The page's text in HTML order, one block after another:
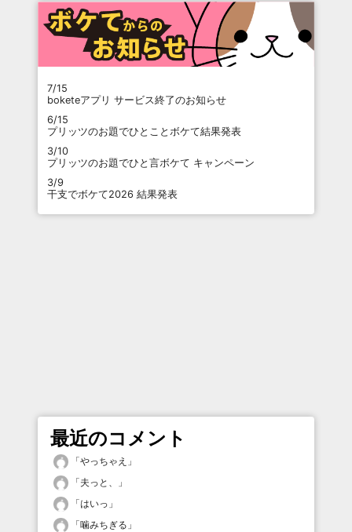
7/15
boketeアプリ サービス終了のお知らせ
6/15
プリッツのお題でひとことボケて結果発表
3/10
プリッツのお題でひと言ボケて キャンペーン
3/9
干支でボケて2026 結果発表
最近のコメント
「やっちゃえ 」
「夫っと、
」
「はいっ 」
「噛みちぎる 」